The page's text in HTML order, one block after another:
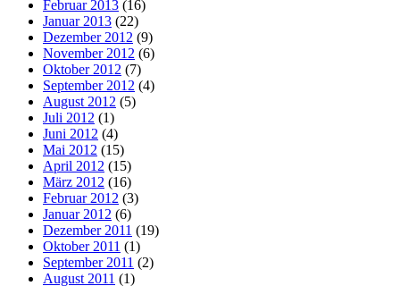
Februar 2013 (16)
Januar 2013 (22)
Dezember 2012 (9)
November 2012 (6)
Oktober 2012 (7)
September 2012 (4)
August 2012 (5)
Juli 2012 (1)
Juni 2012 (4)
Mai 2012 (15)
April 2012 (15)
März 2012 (16)
Februar 2012 (3)
Januar 2012 (6)
Dezember 2011 (19)
Oktober 2011 (1)
September 2011 (2)
August 2011 (1)